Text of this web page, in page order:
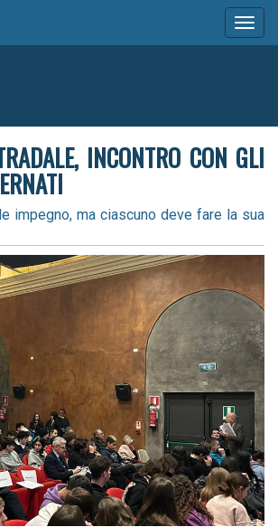
INCONTRO CON GLI
impegno, ma ciascuno deve fare la sua